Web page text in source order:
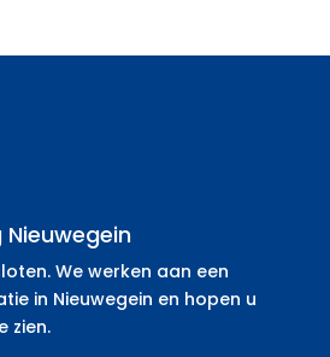
We werken aan een
in Nieuwegein en hopen u
zien.